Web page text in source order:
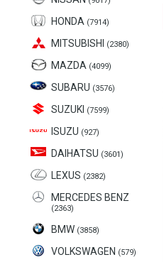
HONDA (7914)
MITSUBISHI (2380)
MAZDA (4099)
SUBARU (3576)
SUZUKI (7599)
ISUZU (927)
DAIHATSU (3601)
LEXUS (2382)
MERCEDES BENZ
(2363)
BMW (3858)
VOLKSWAGEN (579)